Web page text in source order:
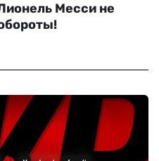
Месси не